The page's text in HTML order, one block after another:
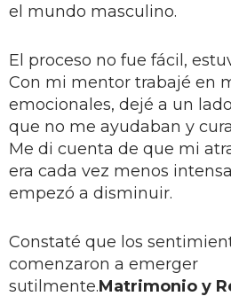
el mundo masculino.
El proceso no fue fácil,
Con mi mentor trabajé en
emocionales, dejé a un
que no me ayudaban y
Me di cuenta de que mi
era cada vez menos
empezó a disminuir.
Constaté que los
comenzaron a emerger
sutilmente.Matrimonio y